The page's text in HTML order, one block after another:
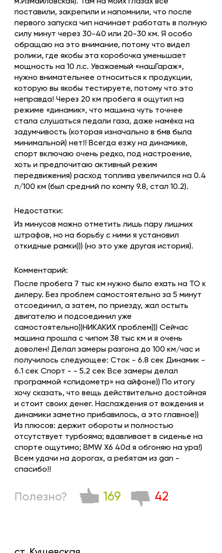
м.Измайловская). Там на моих глазах все
поставили, закрепили и напомнили, что после
первого запуска чип начинает работать в полную
силу минут через 30-40 или 20-30 км. Я особо
обращаю на это внимание, потому что видел
ролики, где якобы эта коробочка уменьшает
мощность на 10 л.с. Уважаемый «нашГараж»,
нужно внимательнее относиться к продукции,
которую вы якобы тестируете, потому что это
неправда! Через 20 км пробега я ощутил на
режиме «динамик», что машина чуть точнее
стала слушаться педали газа, даже намёка на
задумчивость (которая изначально в бмв была
минимальной) нет!! Всегда езжу на динамике,
спорт включаю очень редко, под настроение,
хоть и предпочитаю активный режим
передвижения) расход топлива увеличился на 0.4
л/100 км (был средний по компу 9.8, стал 10.2).
Недостатки:
Из минусов можно отметить лишь пару лишних
штрафов, но на борьбу с ними я установил
откидные рамки))) (но это уже другая история).
Комментарий:
После пробега 7 тыс км нужно было ехать на ТО к
дилеру. Без проблем самостоятельно за 5 минут
отсоединил, а затем, по приезду, жал остыть
двигателю и подсоединил уже
самостоятельно))НИКАКИХ проблем))) Сейчас
машина прошла с чипом 38 тыс км и я очень
доволен! Делал замеры разгона до 100 км/час и
получилось следующее: Сток - 6.8 сек Динамик -
6.1 сек Спорт - - 5.2 сек Все замеры делал
программой «спидометр» на айфоне)) По итогу
хочу сказать, что вещь действительно достойная
и стоит своих денег. Наслаждения от вождения и
динамики заметно прибавилось, а это главное))
Из плюсов: держит обороты и полностью
отсутствует турбояма; вдавливает в сиденье на
спорте ощутимо; BMW X6 40d я обгоняю на ура!)
Всем удачи на дорогах, а ребятам из gan -
спасибо!!
Полезно? 169 42